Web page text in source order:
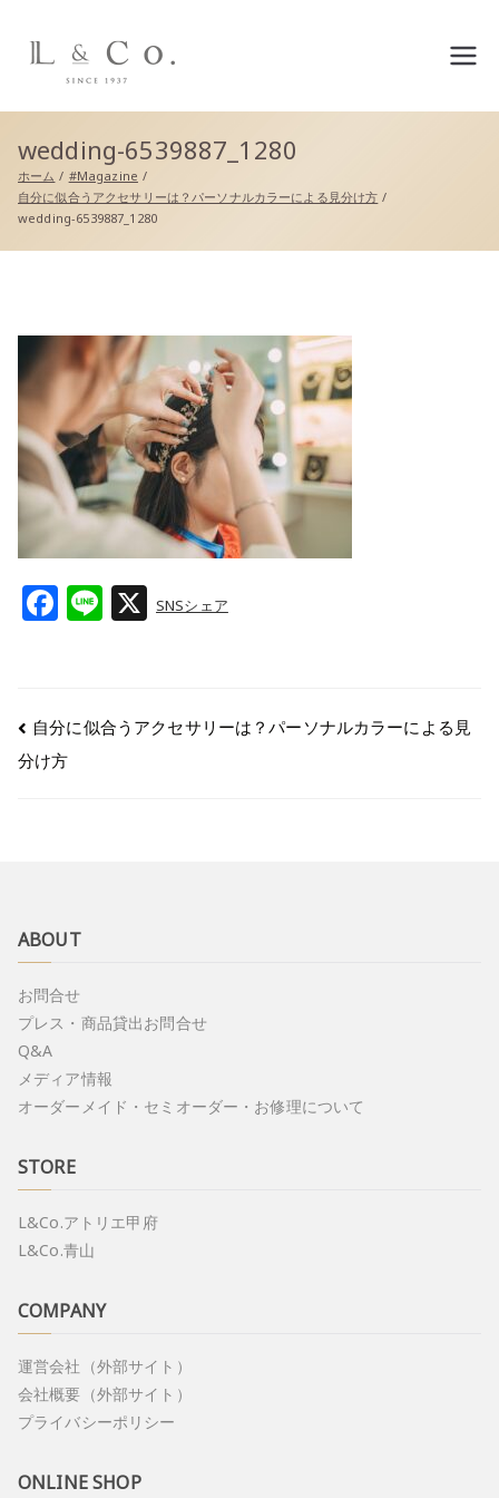
L&co.（エルアンドコー）公
wedding-6539887_1280
ホーム
#Magazine
自分に似合うアクセサリーは？パーソナルカラーによる見分け方
wedding-6539887_1280
F
e
b
o
Li X
SNSシェア
自分に似合うアクセサリーは？パーソナルカラーによる見
分け方
ABOUT
お問合せ
プレス・商品貸出お問合せ
Q&A
メディア情報
オーダーメイド・セミオーダー・お修理について
STORE
L&Co.アトリエ甲府
L&Co.青山
COMPANY
運営会社（外部サイト）
会社概要（外部サイト）
プライバシーポリシー
ONLINE SHOP